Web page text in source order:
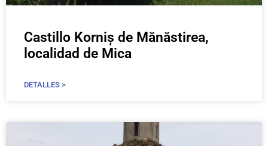
Castillo Korniș de Mănăstirea,
localidad de Mica
DETALLES >